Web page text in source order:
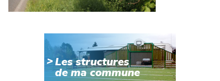
Les structures
de ma commune